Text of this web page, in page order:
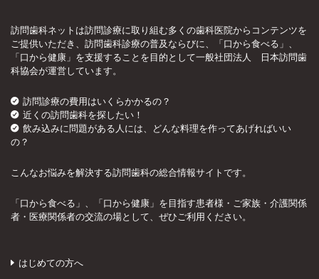
訪問歯科ネットは訪問診療に取り組む多くの歯科医院からコンテンツを
ご提供いただき、訪問歯科診療の普及ならびに、「口から食べる」、
「口から健康」を支援することを目的として一般社団法人 日本訪問歯
科協会が運営しています。
訪問診療の費用はいくらかかるの？
近くの訪問歯科を探したい！
飲み込みに問題がある人には、どんな料理を作ってあげればいい
の？
こんなお悩みを解決する訪問歯科の総合情報サイトです。
「口から食べる」、「口から健康」を目指す患者様・ご家族・介護関係
者・医療関係者の交流の場として、ぜひご利用ください。
はじめての方へ